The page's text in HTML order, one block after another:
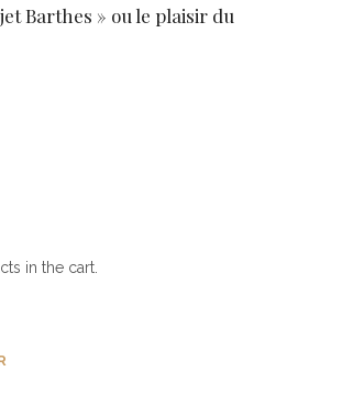
Barthes » ou le plaisir du
in the cart.